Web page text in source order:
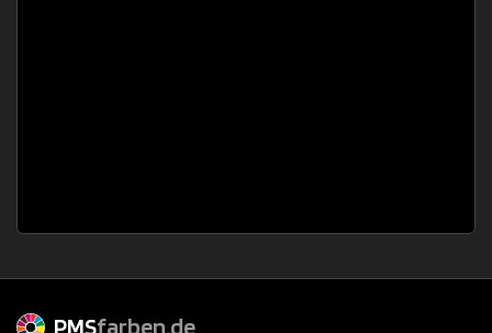
PMSfarben.de